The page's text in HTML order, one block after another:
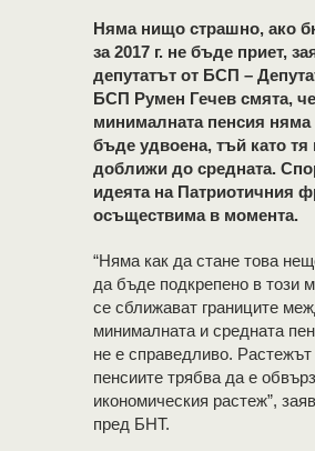
Няма нищо страшно, ако
за 2017 г. не бъде приет,
депутатът от БСП –
БСП Румен Гечев смята, че
минималната пенсия няма
бъде удвоена, тъй като тя
доближи до средната.
идеята на Патриотичния
осъществима в момента.
“Няма как да стане това
да бъде подкрепено в този
се сближават границите
минималната и средната
не е справедливо. Растежът
пенсиите трябва да е
икономическия растеж”,
пред БНТ.